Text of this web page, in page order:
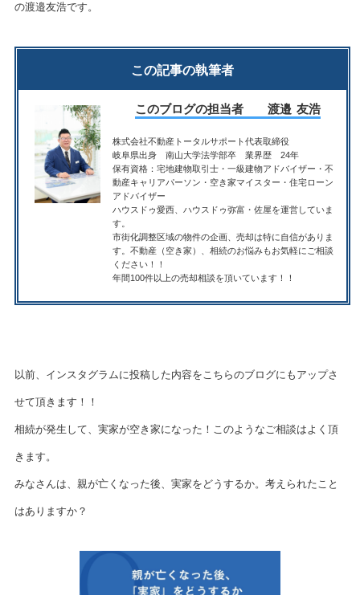
の渡邉友浩です。
この記事の執筆者
このブログの担当者 渡邉 友浩
株式会社不動産トータルサポート代表取締役
岐阜県出身 南山大学法学部卒 業界歴 24年
保有資格：宅地建物取引士・一級建物アドバイザー・不
動産キャリアパーソン・空き家マイスター・住宅ローン
アドバイザー
ハウスドゥ愛西、ハウスドゥ弥富・佐屋を運営していま
す。
市街化調整区域の物件の企画、売却は特に自信がありま
す。不動産（空き家）、相続のお悩みもお気軽にご相談
ください！！
年間100件以上の売却相談を頂いています！！
以前、インスタグラムに投稿した内容をこちらのブログにもアップさ
せて頂きます！！
相続が発生して、実家が空き家になった！このようなご相談はよく頂
きます。
みなさんは、親が亡くなった後、実家をどうするか。考えられたこと
はありますか？